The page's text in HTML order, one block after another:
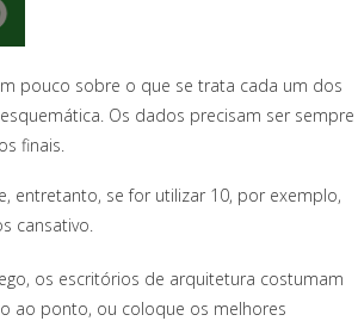
pouco sobre o que se trata cada um dos
Os dados precisam ser sempre
finais.
entretanto, se for utilizar 10, por exemplo,
cansativo.
os escritórios de arquitetura costumam
ao ponto, ou coloque os melhores